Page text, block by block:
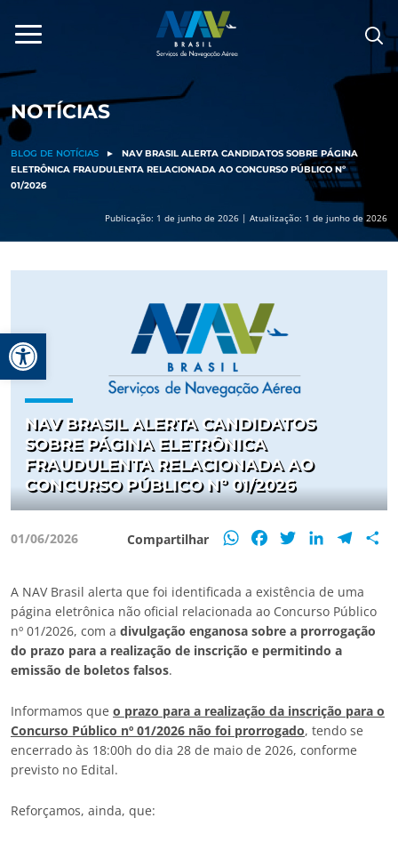
Barra de Ferramentas Aberta
para
conteúdo
NOTÍCIAS
BLOG DE NOTÍCIAS ►
NAV BRASIL ALERTA CANDIDATOS SOBRE PÁGINA
ELETRÔNICA FRAUDULENTA RELACIONADA AO CONCURSO PÚBLICO Nº
01/2026
Publicação: 1 de junho de 2026 | Atualização: 1 de junho de 2026
NAV BRASIL ALERTA CANDIDATOS
SOBRE PÁGINA ELETRÔNICA
FRAUDULENTA RELACIONADA AO
CONCURSO PÚBLICO Nº 01/2026
01/06/2026 Compartilhar WhatsApp
FacebookTwitterLinkedIn
A NAV Brasil alerta que foi identificada a existência de uma
página eletrônica não oficial relacionada ao Concurso Público
nº 01/2026, com a divulgação enganosa sobre a prorrogação
do prazo para a realização de inscrição e permitindo a
emissão de boletos falsos.
Informamos que o prazo para a realização da inscrição para o
Concurso Público nº 01/2026 não foi prorrogado, tendo se
encerrado às 18:00h do dia 28 de maio de 2026, conforme
previsto no Edital.
Reforçamos, ainda, que: